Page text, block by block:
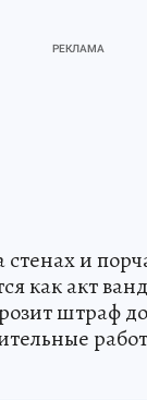
и
как акт
штраф